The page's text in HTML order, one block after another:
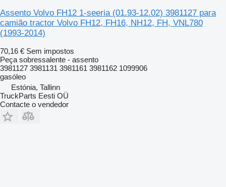
Assento Volvo FH12 1-seeria (01.93-12.02) 3981127 para
camião tractor Volvo FH12, FH16, NH12, FH, VNL780
(1993-2014)
70,16 € Sem impostos
Peça sobressalente - assento
3981127 3981131 3981161 3981162 1099906
gasóleo
Estónia, Tallinn
TruckParts Eesti OÜ
Contacte o vendedor